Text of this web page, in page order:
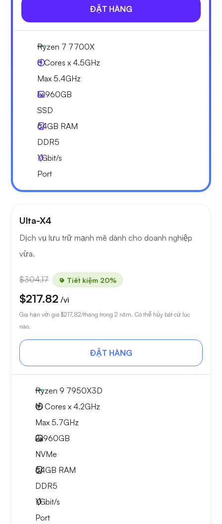
ĐẶT HÀNG
Ryzen 7 7700X
8 Cores x 4.5GHz
Max 5.4GHz
1x960GB
SSD
64GB RAM
DDR5
1Gbit/s
Port
Ulta-X4
Dịch vụ lưu trữ mạnh mẽ dành cho doanh nghiệp
vừa.
$304.17 Tiết kiệm 20%
$217.82 /vì
Gia hạn với giá $217.82/tháng trong 2 năm. Có thể hủy bất cứ lúc
nào.
ĐẶT HÀNG
Ryzen 9 7950X3D
16 Cores x 4.2GHz
Max 5.7GHz
2x960GB
NVMe
64GB RAM
DDR5
1Gbit/s
Port